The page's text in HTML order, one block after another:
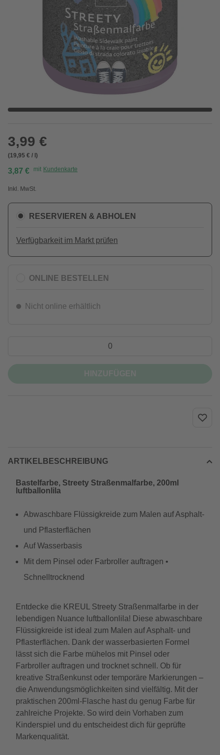
3,99 €
(19,95 € / l)
3,87 € mit Kundenkarte
Inkl. MwSt.
RESERVIEREN & ABHOLEN
Verfügbarkeit im Markt prüfen
ONLINE BESTELLEN
Nicht online erhältlich
ARTIKELBESCHREIBUNG
Bastelfarbe, Streety Straßenmalfarbe, 200ml
luftballonlila
Abwaschbare Flüssigkreide zum Malen auf Asphalt-
und Pflasterflächen
Auf Wasserbasis
Mit dem Pinsel oder Farbroller auftragen •
Schnelltrocknend
Entdecke die KREUL Streety Straßenmalfarbe in der
lebendigen Nuance luftballonlila! Diese abwaschbare
Flüssigkreide ist ideal zum Malen auf Asphalt- und
Pflasterflächen. Dank der wasserbasierten Formel
lässt sich die Farbe mühelos mit Pinsel oder
Farbroller auftragen und trocknet schnell. Ob für
kreative Straßenkunst oder temporäre Markierungen –
die Anwendungsmöglichkeiten sind vielfältig. Mit der
praktischen 200ml-Flasche hast du genug Farbe für
zahlreiche Projekte. So wird dein Vorhaben zum
Kinderspiel und du entscheidest dich für geprüfte
Markenqualität.